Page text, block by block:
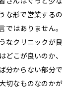
な形で営業するの
ではありません。
なクリニックが良
どこが良いのか、
分からない部分で
切なものなのかが